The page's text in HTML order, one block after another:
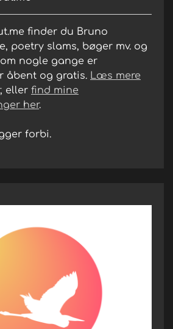
finder du Bruno
poetry slams, bøger mv. og
nogle gange er
åbent og gratis. Læs mere
, eller find mine
her.
forbi.